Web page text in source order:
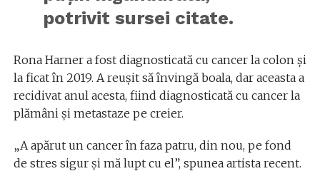
potrivit sursei citate.
Rona Harner a fost diagnosticată cu cancer la colon și
la ficat în 2019. A reușit să învingă boala, dar aceasta a
recidivat anul acesta, fiind diagnosticată cu cancer la
plămâni și metastaze pe creier.
„A apărut un cancer în faza patru, din nou, pe fond
de stres sigur și mă lupt cu el”, spunea artista recent.